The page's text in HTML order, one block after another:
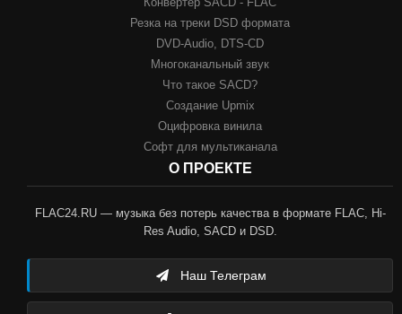
Резка на треки DSD формата
DVD-Audio, DTS-CD
Многоканальный звук
Что такое SACD?
Создание Upmix
Оцифровка винила
Софт для мультиканала
О ПРОЕКТЕ
FLAC24.RU — музыка без потерь качества в формате FLAC, Hi-
Res Audio, SACD и DSD.
Наш Телеграм